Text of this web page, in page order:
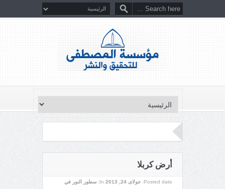
أرض کربلا
Posted date: جولای 24, 2013 In:
سطور النور في